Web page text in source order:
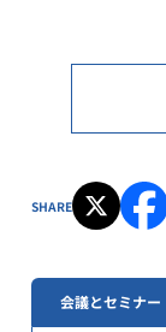
SHARE
会議とセミナー